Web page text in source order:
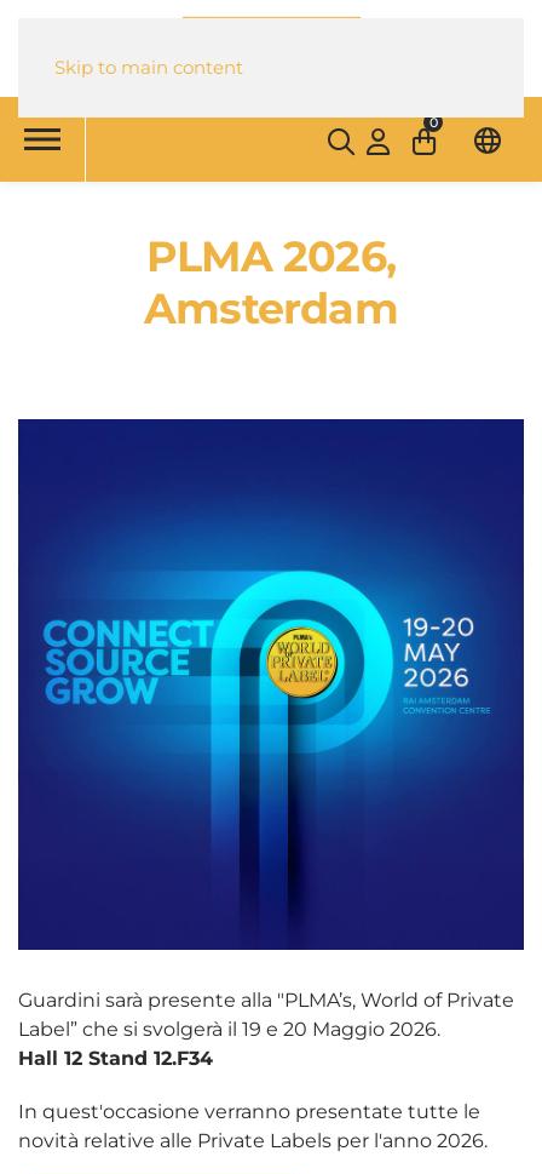
Skip to main content
0
PLMA 2026,
Amsterdam
Guardini sarà presente alla "PLMA’s, World of Private
Label” che si svolgerà il 19 e 20 Maggio 2026.
Hall 12 Stand 12.F34
In quest'occasione verranno presentate tutte le
novità relative alle Private Labels per l'anno 2026.